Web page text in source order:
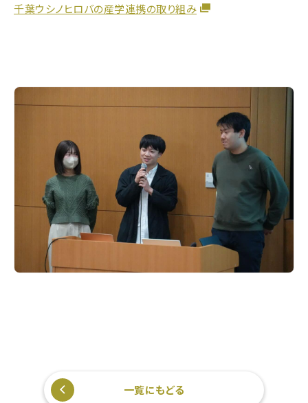
千葉ウシノヒロバの産学連携の取り組み
一覧にもどる